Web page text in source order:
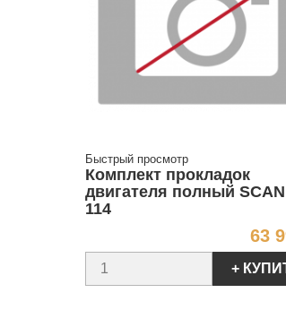
Быстрый просмотр
Комплект прокладок
двигателя полный
114
63
+